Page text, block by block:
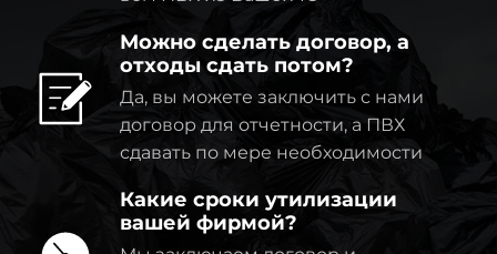
Можно сделать договор, а
отходы сдать потом?
Да, вы можете заключить с нами
договор для отчетности, а ПВХ
сдавать по мере необходимости
Какие сроки утилизации
вашей фирмой?